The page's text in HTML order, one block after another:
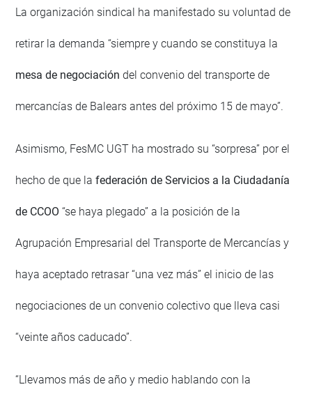
La organización sindical ha manifestado su voluntad de
retirar la demanda “siempre y cuando se constituya la
mesa de negociación del convenio del transporte de
mercancías de Balears antes del próximo 15 de mayo”.
Asimismo, FesMC UGT ha mostrado su “sorpresa” por el
hecho de que lafederación de Servicios a la Ciudadanía
de CCOO “se haya plegado” a la posición de la
Agrupación Empresarial del Transporte de Mercancías y
haya aceptado retrasar “una vez más” el inicio de las
negociaciones de un convenio colectivo que lleva casi
“veinte años caducado”.
“Llevamos más de año y medio hablando con la